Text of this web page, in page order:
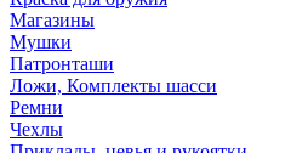
Магазины
Мушки
Патронташи
Ложи, Комплекты шасси
Ремни
Чехлы